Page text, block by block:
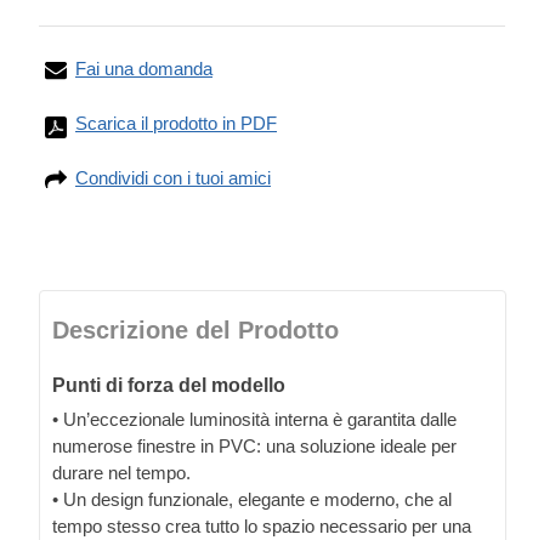
Fai una domanda
Scarica il prodotto in PDF
Condividi con i tuoi amici
Descrizione del Prodotto
Punti di forza del modello
• Un’eccezionale luminosità interna è garantita dalle
numerose finestre in PVC: una soluzione ideale per
durare nel tempo.
• Un design funzionale, elegante e moderno, che al
tempo stesso crea tutto lo spazio necessario per una